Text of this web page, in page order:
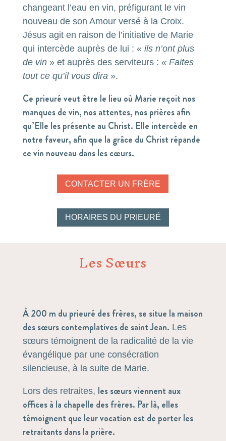
changeant l’eau en vin, préfigurant le vin
nouveau de son Amour versé à la Croix.
Jésus agit en raison de l’initiative de Marie
qui intercède auprès de lui : « ils n’ont plus
de vin» et auprès des serviteurs : « Faites
tout ce qu’il vous dira».
Ce prieuré veut être le lieu où Marie reçoit nos
manques de vin, nos attentes, nos prières afin
qu’Elle les présente au Christ. Elle intercède en
notre faveur, afin que la grâce du Christ répande
ce vin nouveau dans les cœurs.
CONTACTER UN FRÈRE
HORAIRES DU PRIEURÉ
Les Sœurs
À 200 m du prieuré des frères, se situe la maison
des sœurs contemplatives de saint Jean. Les
sœurs témoignent de la radicalité de la vie
évangélique par une consécration
silencieuse, à la suite de Marie.
Lors des retraites, les sœurs viennent aux
offices à la chapelle des frères. Par là, elles
témoignent que leur vocation est de porter les
retraitants dans la prière.